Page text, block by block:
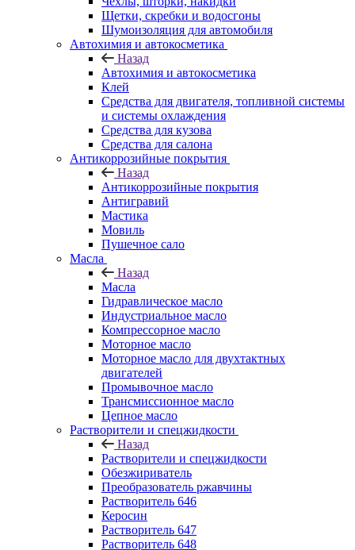
Щетки, скребки и водосгоны
Шумоизоляция для автомобиля
Автохимия и автокосметика
Назад
Автохимия и автокосметика
Клей
Средства для двигателя, топливной системы
и системы охлаждения
Средства для кузова
Средства для салона
Антикоррозийные покрытия
Назад
Антикоррозийные покрытия
Антигравий
Мастика
Мовиль
Пушечное сало
Масла
Назад
Масла
Гидравлическое масло
Индустриальное масло
Компрессорное масло
Моторное масло
Моторное масло для двухтактных
двигателей
Промывочное масло
Трансмиссионное масло
Цепное масло
Растворители и спецжидкости
Назад
Растворители и спецжидкости
Обезжириватель
Преобразователь ржавчины
Растворитель 646
Керосин
Растворитель 647
Растворитель 648